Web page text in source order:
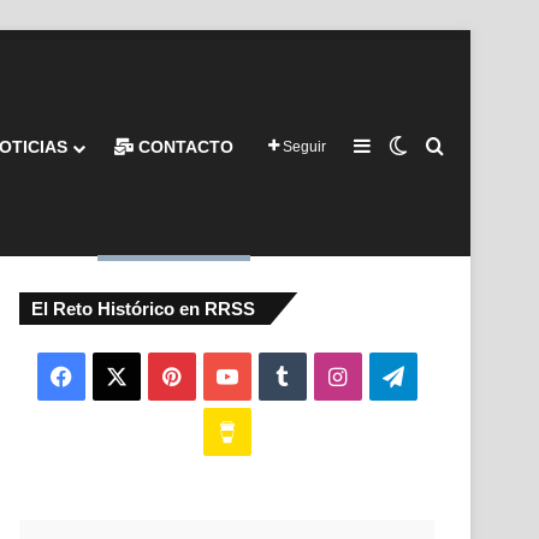
CONTACTO Seguir Barra lateral
Switch skin
El Reto Histórico en RRSS
Facebook PinterestYouTubeTumblrInstagramTelegram